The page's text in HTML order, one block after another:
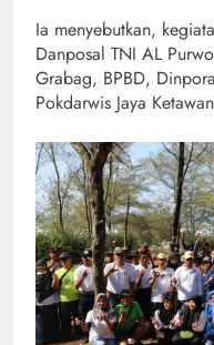
Ia menyebutkan,
Danposal TNI AL
Grabag, BPBD,
Pokdarwis Jaya